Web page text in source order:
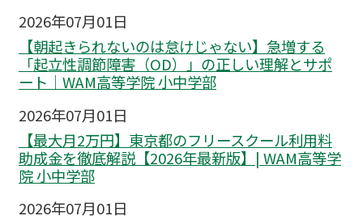
2026年07月01日
【朝起きられないのは怠けじゃない】急増する
「起立性調節障害（OD）」の正しい理解とサポ
ート｜WAM高等学院 小中学部
2026年07月01日
【最大月2万円】東京都のフリースクール利用料
助成金を徹底解説【2026年最新版】| WAM高等学
院 小中学部
2026年07月01日